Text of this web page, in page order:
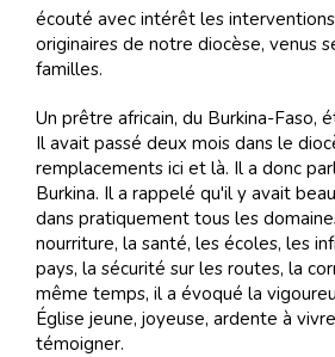
écouté avec intérêt les
originaires de notre diocèse, venus
familles.
Un prêtre africain, du Burkina-Faso,
Il avait passé deux mois dans le
remplacements ici et là. Il a donc
Burkina. Il a rappelé qu'il y avait
dans pratiquement tous les
nourriture, la santé, les écoles, les
pays, la sécurité sur les routes, la
même temps, il a évoqué la
Église jeune, joyeuse, ardente à
témoigner.